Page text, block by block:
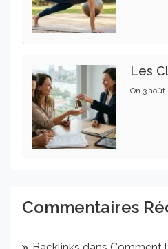
On 3
Commentaires